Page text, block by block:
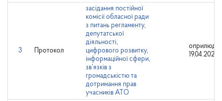
3 Протокол
засідання постійної
комісії обласної ради
з питань регламенту,
депутатської
діяльності,
цифрового розвитку,
інформаційної сфери,
зв’язків з
громадськістю та
дотримання прав
учасників АТО
19.04.2021